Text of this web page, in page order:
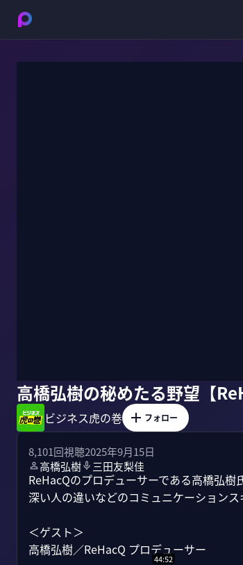
高橋弘樹の秘めたる野望【
ビジネス虎の巻 フォロー
8,101回視聴2025年9月15日
高橋弘樹
三田友梨佳
ReHacQのプロデューサーである高橋弘
深い人の違いなどのコミュニケーション
＜ゲスト＞
高橋弘樹／ReHacQ プロデューサー
44:52